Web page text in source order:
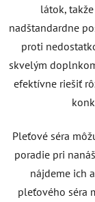
látok,
nadštandardne
proti
skvelým
efektívne riešiť
Pleťové séra
poradie pri
nájdeme ich
pleťového séra